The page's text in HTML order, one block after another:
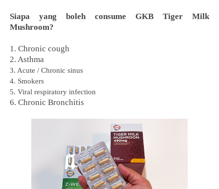
Siapa yang boleh consume GKB Tiger Milk
Mushroom?
1. Chronic cough
2. Asthma
3. Acute / Chronic sinus
4. Smokers
5. Viral respiratory infection
6. Chronic Bronchitis